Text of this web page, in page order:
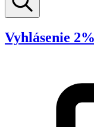
Vyhlásenie